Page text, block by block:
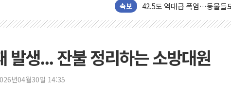
속보
경찰, 9월부터 '가족 사건'
포스코홀딩스, 포스코인터
40.2도 찍은 서울 등 폭염중
"文정부 악몽 재현 안돼"...
신세계사이먼 '대구 프리미
발생... 잔불 정리하는 소방대원
년04월30일 14:35